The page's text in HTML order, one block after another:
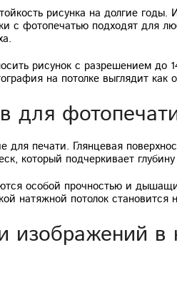
рисунка на долгие
с фотопечатью подходят
рисунок с разрешением
на потолке выглядит как
для
печати. Глянцевая
который подчеркивает глубину
особой прочностью и
натяжной потолок
изображений в